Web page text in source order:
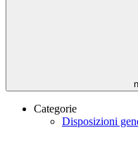
Categorie
Disposizioni